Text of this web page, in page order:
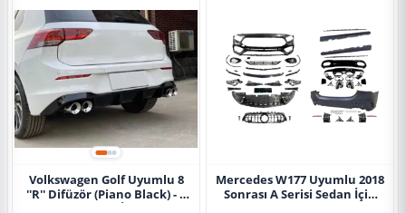
Volkswagen Golf Uyumlu 8
''R'' Difüzör (Piano Black) - 4
Mercedes W177 Uyumlu 2018
Sonrası A Serisi Sedan İçin